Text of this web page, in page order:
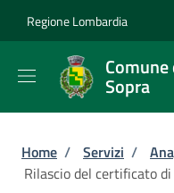
Regione Lombardia
Sopra
Briciole di
Home / Servizi /
Rilascio del certificato